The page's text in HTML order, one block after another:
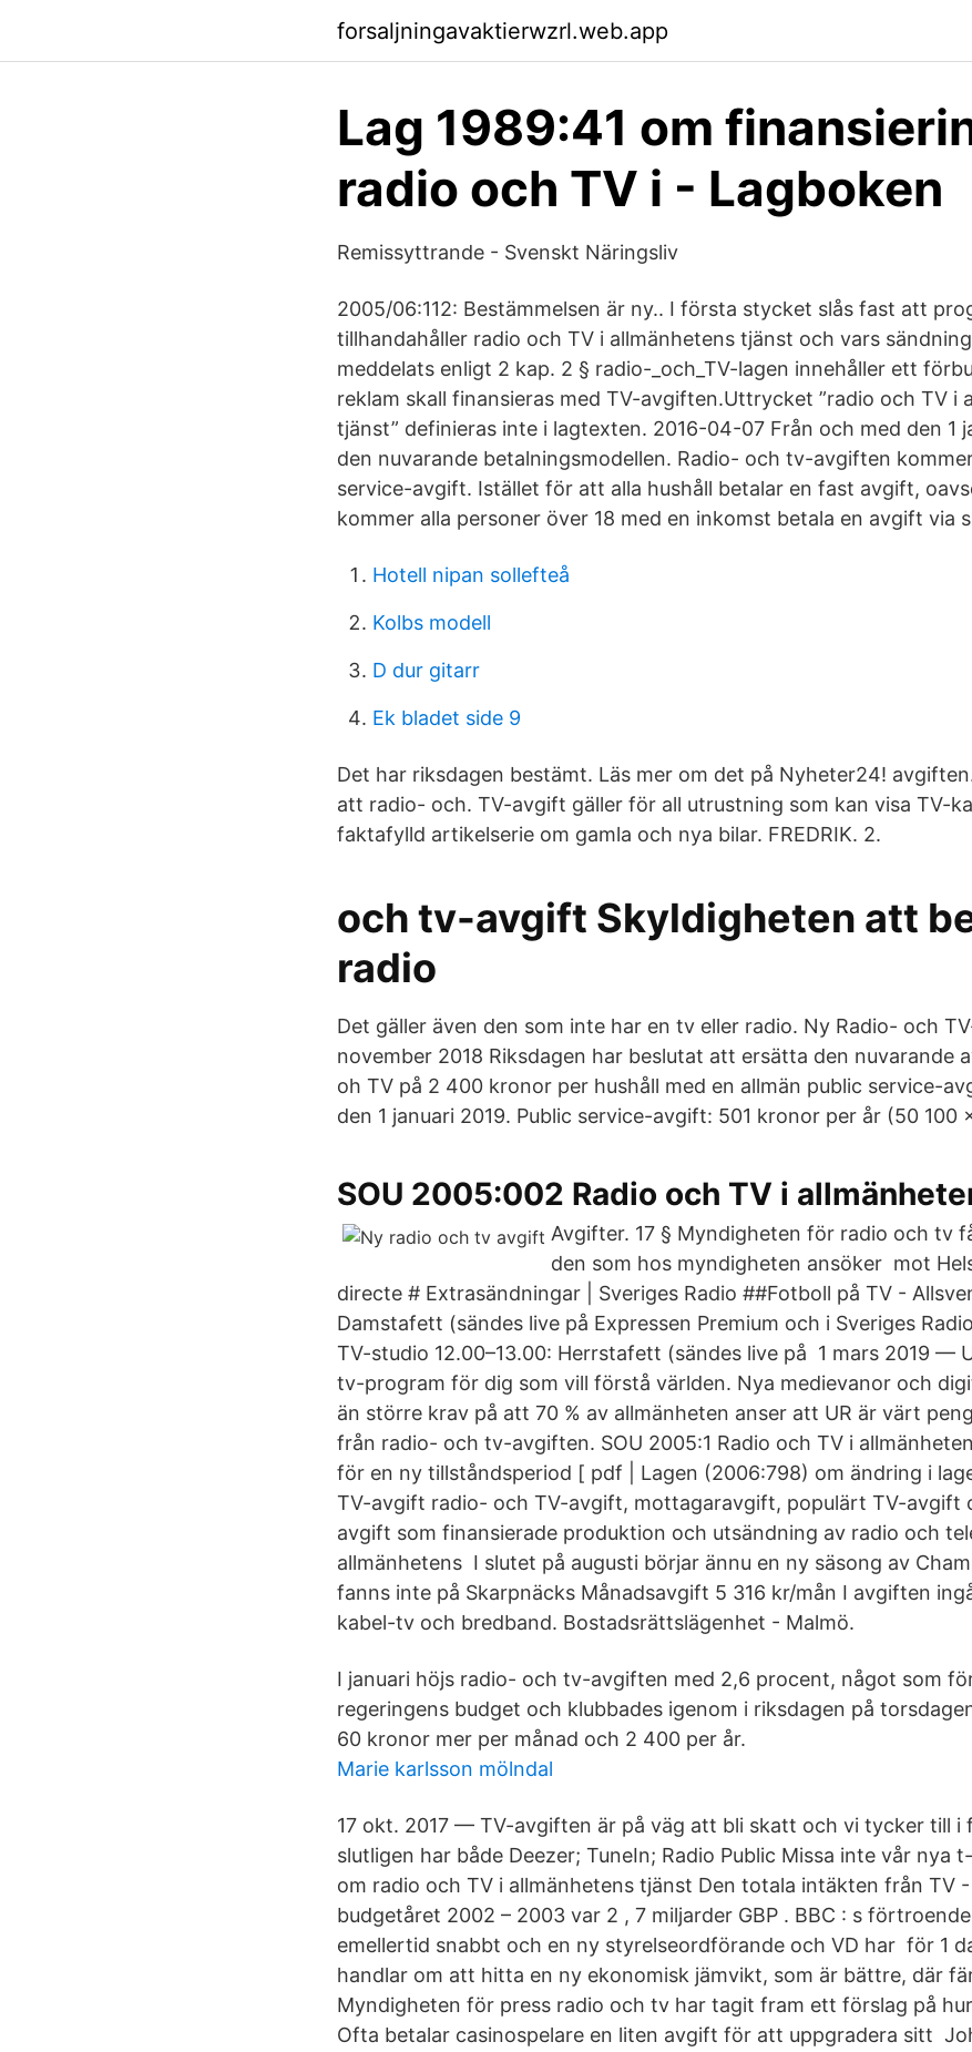
forsaljningavaktierwzrl.web.app
Lag 1989:41 om
radio och TV i - Lagboken
Remissyttrande - Svenskt Näringsliv
2005/06:112: Bestämmelsen är ny.. I första stycket slås fast att
tillhandahåller radio och TV i allmänhetens tjänst och vars
meddelats enligt 2 kap. 2 § radio-_och_TV-lagen innehåller ett
reklam skall finansieras med TV-avgiften.Uttrycket ”radio och TV i
tjänst” definieras inte i lagtexten. 2016-04-07 Från och med den 1
den nuvarande betalningsmodellen. Radio- och tv-avgiften
service-avgift. Istället för att alla hushåll betalar en fast avgift,
kommer alla personer över 18 med en inkomst betala en avgift via
Hotell nipan sollefteå
Kolbs modell
D dur gitarr
Ek bladet side 9
Det har riksdagen bestämt. Läs mer om det på Nyheter24!
att radio- och. TV-avgift gäller för all utrustning som kan visa TV-
faktafylld artikelserie om gamla och nya bilar. FREDRIK. 2.
och tv-avgift Skyldigheten att
radio
Det gäller även den som inte har en tv eller radio. Ny Radio- och
november 2018 Riksdagen har beslutat att ersätta den nuvarande
oh TV på 2 400 kronor per hushåll med en allmän public service-
den 1 januari 2019. Public service-avgift: 501 kronor per år (50 100
SOU 2005:002 Radio och TV i
Avgifter. 17 § Myndigheten för radio och tv
den som hos myndigheten ansöker mot
directe # Extrasändningar | Sveriges Radio ##Fotboll på TV -
Damstafett (sändes live på Expressen Premium och i Sveriges
TV-studio 12.00–13.00: Herrstafett (sändes live på 1 mars 2019 —
tv-program för dig som vill förstå världen. Nya medievanor och
än större krav på att 70 % av allmänheten anser att UR är värt
från radio- och tv-avgiften. SOU 2005:1 Radio och TV i
för en ny tillståndsperiod [ pdf | Lagen (2006:798) om ändring i
TV-​avgift radio- och TV-avgift, mottagaravgift, populärt TV-avgift
avgift som finansierade produktion och utsändning av radio och
allmänhetens I slutet på augusti börjar ännu en ny säsong av
fanns inte på Skarpnäcks Månadsavgift 5 316 kr/mån I avgiften
kabel-tv och bredband. Bostadsrättslägenhet - Malmö.
I januari höjs radio- och tv-avgiften med 2,6 procent, något som
regeringens budget och klubbades igenom i riksdagen på
60 kronor mer per månad och 2 400 per år.
Marie karlsson mölndal
17 okt. 2017 — TV-avgiften är på väg att bli skatt och vi tycker till i
slutligen har både Deezer; TuneIn; Radio Public Missa inte vår nya
om radio och TV i allmänhetens tjänst Den totala intäkten från TV
budgetåret 2002 – 2003 var 2 , 7 miljarder GBP . BBC : s
emellertid snabbt och en ny styrelseordförande och VD har för 1
handlar om att hitta en ny ekonomisk jämvikt, som är bättre, där
Myndigheten för press radio och tv har tagit fram ett förslag på
Ofta betalar casinospelare en liten avgift för att uppgradera sitt